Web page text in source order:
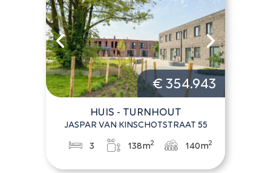
€ 354.943
HUIS - TURNHOUT
JASPAR VAN KINSCHOTSTRAAT 55
3 138m2 140m2